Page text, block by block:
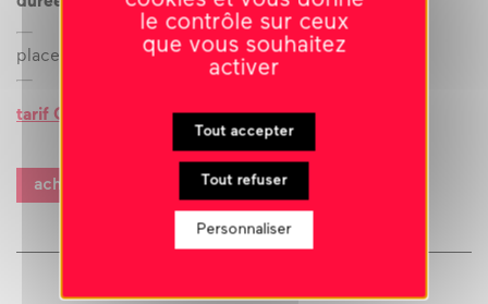
placement numéroté
tarif C
acheter des billets
le contrôle sur ceux
que vous souhaitez
activer
Tout accepter
Tout refuser
Personnaliser